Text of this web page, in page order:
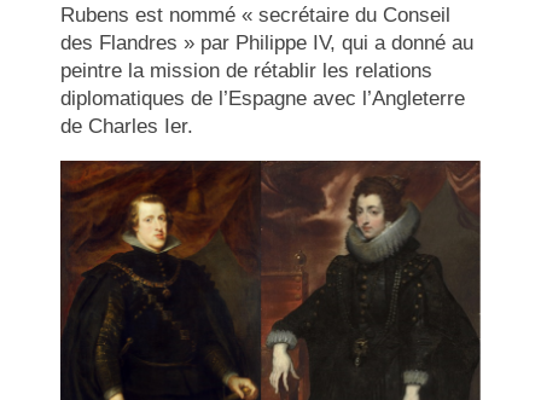
Rubens est nommé « secrétaire du Conseil
des Flandres » par Philippe IV, qui a donné au
peintre la mission de rétablir les relations
diplomatiques de l’Espagne avec l’Angleterre
de Charles Ier.